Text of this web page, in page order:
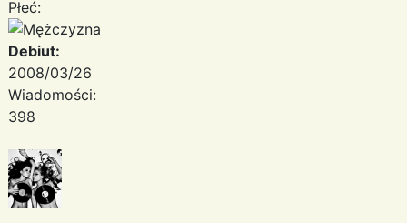
Płeć:
Debiut:
2008/03/26
Wiadomości:
398